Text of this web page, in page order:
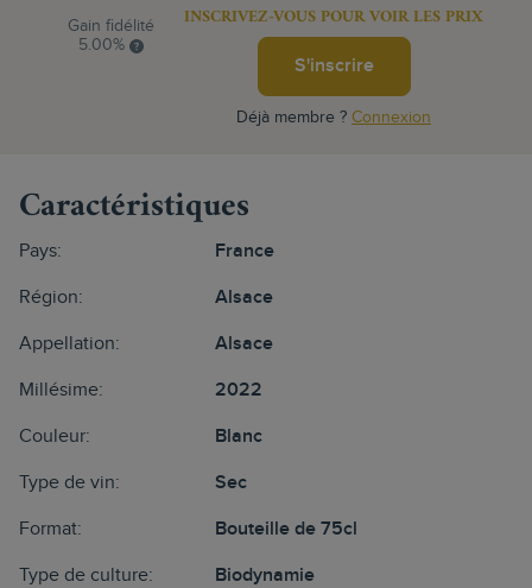
Gain fidélité
5.00%
INSCRIVEZ-VOUS POUR VOIR LES PRIX
S'inscrire
Déjà membre ? Connexion
Caractéristiques
Pays: France
Région: Alsace
Appellation: Alsace
Millésime: 2022
Couleur: Blanc
Type de vin: Sec
Format: Bouteille de 75cl
Type de culture: Biodynamie